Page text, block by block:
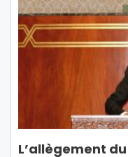
L’allègement